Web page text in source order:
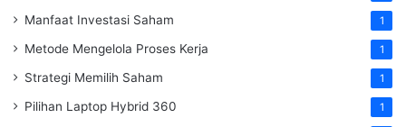
Manfaat Investasi Saham 1
Metode Mengelola Proses Kerja 1
Strategi Memilih Saham 1
Pilihan Laptop Hybrid 360 1